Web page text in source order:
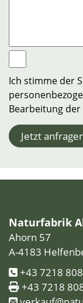
Ich stimme der
Bearbeitung
Jetzt
Naturfabrik
Ahorn 57
A-4183
+43 7218
+43 7218